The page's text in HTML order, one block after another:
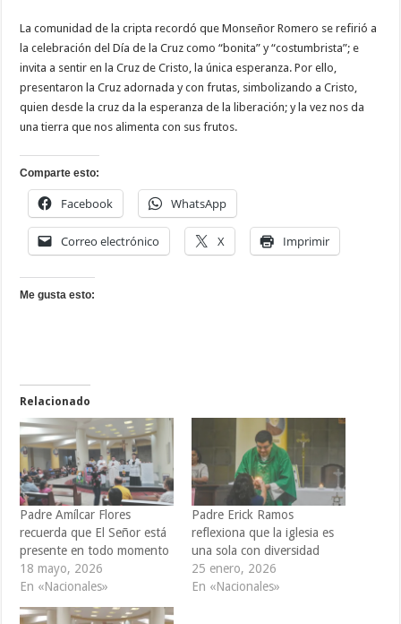
La comunidad de la cripta recordó que Monseñor Romero se refirió a
la celebración del Día de la Cruz como “bonita” y “costumbrista”; e
invita a sentir en la Cruz de Cristo, la única esperanza. Por ello,
presentaron la Cruz adornada y con frutas, simbolizando a Cristo,
quien desde la cruz da la esperanza de la liberación; y la vez nos da
una tierra que nos alimenta con sus frutos.
Comparte esto:
Facebook WhatsApp
Correo electrónico X Imprimir
Me gusta esto:
Relacionado
Padre Amílcar Flores
recuerda que El Señor está
presente en todo momento
18 mayo, 2026
En «Nacionales»
Padre Erick Ramos
reflexiona que la iglesia es
una sola con diversidad
25 enero, 2026
En «Nacionales»